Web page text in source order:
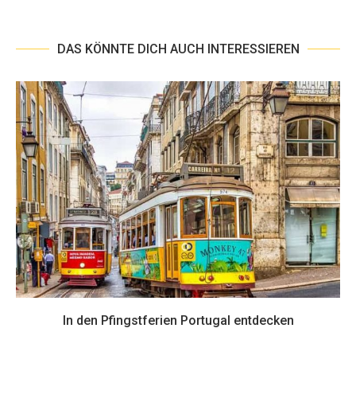
DAS KÖNNTE DICH AUCH INTERESSIEREN
In den Pfingstferien Portugal entdecken